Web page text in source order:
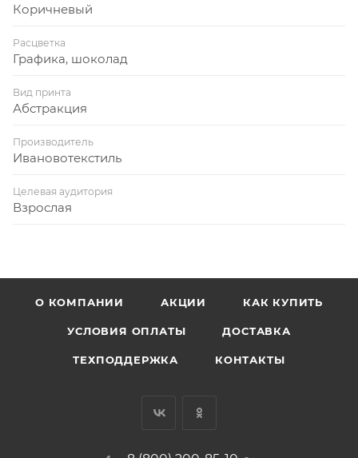
Коричневый
Расцветка
Графика, шоколад
Вид принта
Абстракция
Производитель
Ивановотекстиль
Целевая аудитория
Взрослая
О КОМПАНИИ АКЦИИ КАК КУПИТЬ
УСЛОВИЯ ОПЛАТЫ ДОСТАВКА
ТЕХПОДДЕРЖКА КОНТАКТЫ